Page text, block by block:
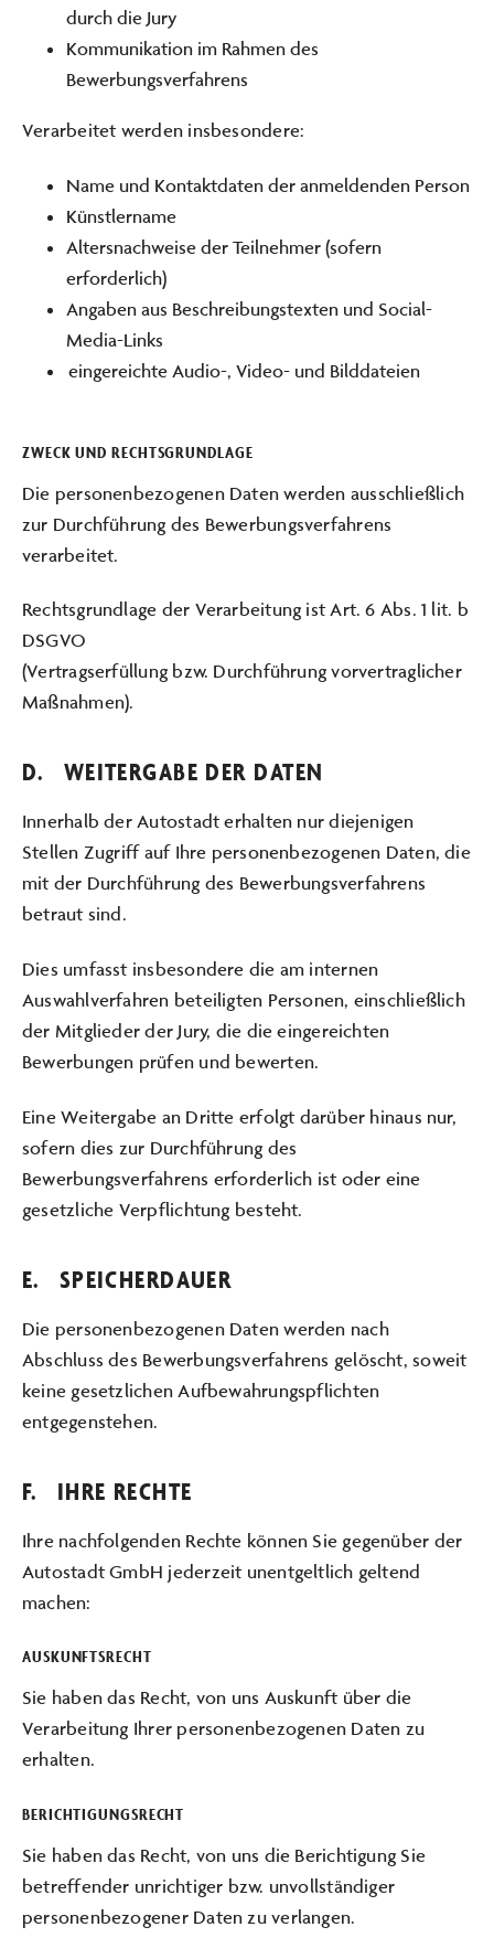
durch die Jury
Kommunikation im Rahmen des
Bewerbungsverfahrens
Verarbeitet werden insbesondere:
Name und Kontaktdaten der anmeldenden Person
Künstlername
Altersnachweise der Teilnehmer (sofern
erforderlich)
Angaben aus Beschreibungstexten und Social-
Media-Links
eingereichte Audio-, Video- und Bilddateien
ZWECK UND RECHTSGRUNDLAGE
Die personenbezogenen Daten werden ausschließlich
zur Durchführung des Bewerbungsverfahrens
verarbeitet.
Rechtsgrundlage der Verarbeitung ist Art. 6 Abs. 1 lit. b
DSGVO
(Vertragserfüllung bzw. Durchführung vorvertraglicher
Maßnahmen).
D. WEITERGABE DER DATEN
Innerhalb der Autostadt erhalten nur diejenigen
Stellen Zugriff auf Ihre personenbezogenen Daten, die
mit der Durchführung des Bewerbungsverfahrens
betraut sind.
Dies umfasst insbesondere die am internen
Auswahlverfahren beteiligten Personen, einschließlich
der Mitglieder der Jury, die die eingereichten
Bewerbungen prüfen und bewerten.
Eine Weitergabe an Dritte erfolgt darüber hinaus nur,
sofern dies zur Durchführung des
Bewerbungsverfahrens erforderlich ist oder eine
gesetzliche Verpflichtung besteht.
E. SPEICHERDAUER
Die personenbezogenen Daten werden nach
Abschluss des Bewerbungsverfahrens gelöscht, soweit
keine gesetzlichen Aufbewahrungspflichten
entgegenstehen.
F. IHRE RECHTE
Ihre nachfolgenden Rechte können Sie gegenüber der
Autostadt GmbH jederzeit unentgeltlich geltend
machen:
AUSKUNFTSRECHT
Sie haben das Recht, von uns Auskunft über die
Verarbeitung Ihrer personenbezogenen Daten zu
erhalten.
BERICHTIGUNGSRECHT
Sie haben das Recht, von uns die Berichtigung Sie
betreffender unrichtiger bzw. unvollständiger
personenbezogener Daten zu verlangen.